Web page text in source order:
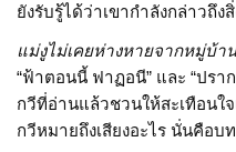
ยังรับรู้ได้ว่าเขากำลังกล่าวถึงสิ่
แม่งูไม่เคยห่างหายจากหมู่บ้า
“ฟ้าตอนนี้ ฟาฏอนี” และ “ปร
กวีที่อ่านแล้วชวนให้สะเทือนใ
กวีหมายถึงเสียงอะไร นั่นคือบท